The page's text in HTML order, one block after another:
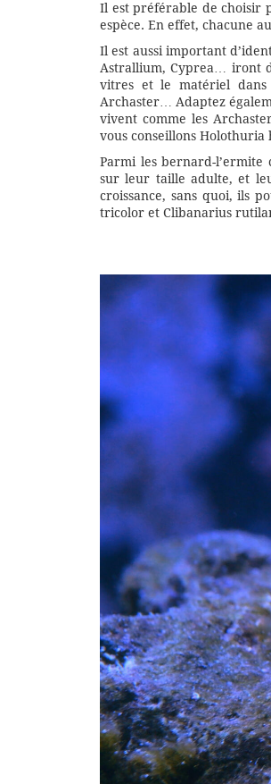
Il est préférable de choisir
espèce. En effet, chacune
Il est aussi important
Astrallium, Cyprea… iront
vitres et le matériel dans
Archaster… Adaptez
vivent comme les
vous conseillons Holothuria
Parmi les bernard-
sur leur taille adulte, et
croissance, sans quoi, ils
tricolor et Clibanarius